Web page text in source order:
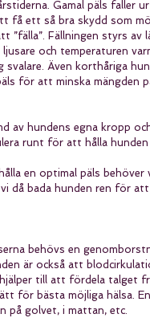
Gamal päls faller
få ett så bra skydd som
”fälla”. Fällningen styrs av
och temperaturen
svalare. Även korthåriga
för att minska mängden
av hundens egna kropp
runt för att hålla
en optimal päls
då bada hunden ren för
behövs en
är också att
till att fördela talget
för bästa möjliga hälsa.
på golvet, i mattan, etc.